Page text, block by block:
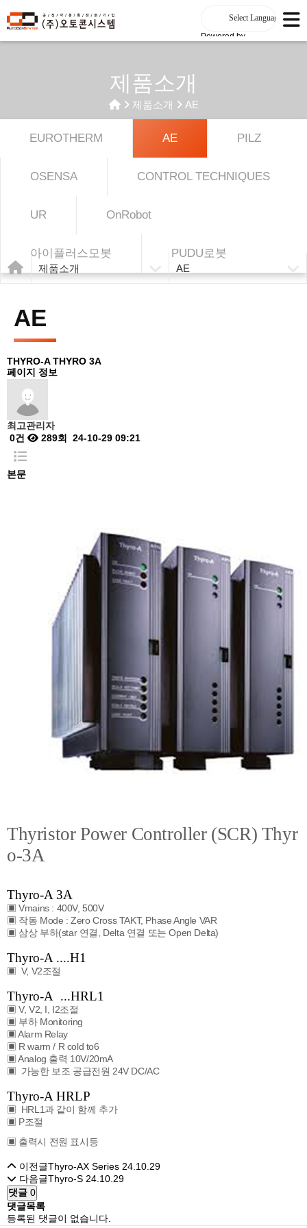
Powered by
제품소개
제품소개 AE
EUROTHERM AE PILZ
OSENSA CONTROL TECHNIQUES
UR OnRobot
아이플러스모봇 PUDU로봇
제품소개 AE
AE
THYRO-A THYRO 3A
페이지 정보
최고관리자
0건
289회 24-10-29 09:21
본문
Thyristor Power Controller (SCR) Thyr
o-3A
Thyro-A 3A
▣ Vmains : 400V, 500V
▣ 작동 Mode : Zero Cross TAKT, Phase Angle VAR
▣ 삼상 부하(star 연결, Delta 연결 또는 Open Delta)
Thyro-A ....H1
▣ V, V2조절
Thyro-A ...HRL1
▣ V, V2, I, I2조절
▣ 부하 Monitoring
▣ Alarm Relay
▣ R warm / R cold to6
▣ Analog 출력 10V/20mA
▣ 가능한 보조 공급전원 24V DC/AC
Thyro-A HRLP
▣ HRL1과 같이 함께 추가
▣ P조절
▣ 출력시 전원 표시등
이전글Thyro-AX Series 24.10.29
다음글Thyro-S 24.10.29
댓글 0
댓글목록
등록된 댓글이 없습니다.